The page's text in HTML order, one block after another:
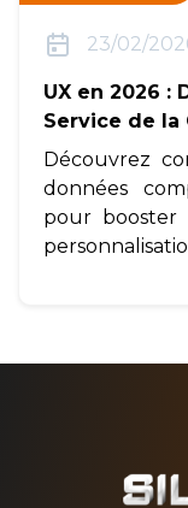
23/02/
UX en 2026 :
Service de la
Découvrez
données
pour booster